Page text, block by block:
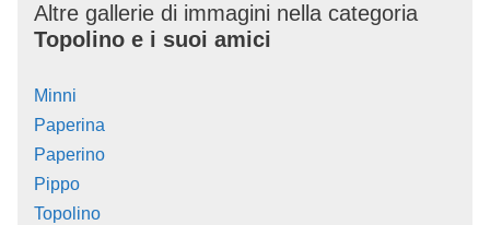
Altre gallerie di immagini nella categoria
Topolino e i suoi amici
Minni
Paperina
Paperino
Pippo
Topolino